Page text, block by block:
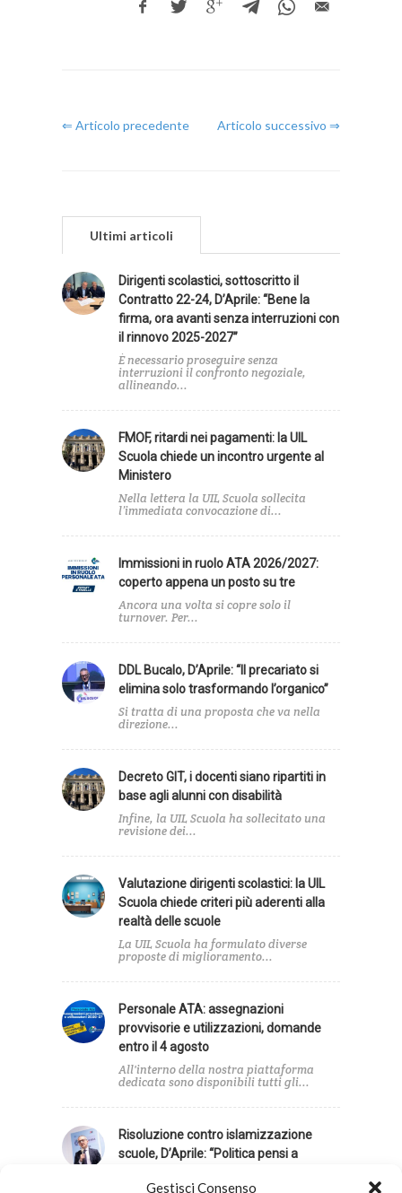
Gestisci Consenso
⇐ Articolo precedente Articolo successivo ⇒
Ultimi articoli
Dirigenti scolastici, sottoscritto il
Contratto 22-24, D’Aprile: “Bene la
firma, ora avanti senza interruzioni con
il rinnovo 2025-2027”
È necessario proseguire senza
interruzioni il confronto negoziale,
allineando...
FMOF, ritardi nei pagamenti: la UIL
Scuola chiede un incontro urgente al
Ministero
Nella lettera la UIL Scuola sollecita
l’immediata convocazione di...
Immissioni in ruolo ATA 2026/2027:
coperto appena un posto su tre
Ancora una volta si copre solo il
turnover. Per...
DDL Bucalo, D’Aprile: “Il precariato si
elimina solo trasformando l’organico”
Si tratta di una proposta che va nella
direzione...
Decreto GIT, i docenti siano ripartiti in
base agli alunni con disabilità
Infine, la UIL Scuola ha sollecitato una
revisione dei...
Valutazione dirigenti scolastici: la UIL
Scuola chiede criteri più aderenti alla
realtà delle scuole
La UIL Scuola ha formulato diverse
proposte di miglioramento...
Personale ATA: assegnazioni
provvisorie e utilizzazioni, domande
entro il 4 agosto
All'interno della nostra piattaforma
dedicata sono disponibili tutti gli...
Risoluzione contro islamizzazione
scuole, D’Aprile: “Politica pensi a